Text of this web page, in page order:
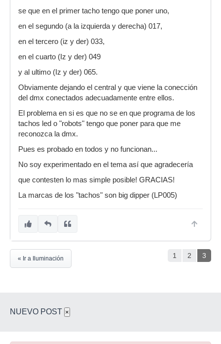
se que en el primer tacho tengo que poner uno,
en el segundo (a la izquierda y derecha) 017,
en el tercero (iz y der) 033,
en el cuarto (Iz y der) 049
y al ultimo (Iz y der) 065.
Obviamente dejando el central y que viene la conección
del dmx conectados adecuadamente entre ellos.
El problema en si es que no se en que programa de los
tachos led o "robots" tengo que poner para que me
reconozca la dmx.
Pues es probado en todos y no funcionan...
No soy experimentado en el tema así que agradecería
que contesten lo mas simple posible! GRACIAS!
La marcas de los "tachos" son big dipper (LP005)
1 2 3
« Ir a Iluminación
NUEVO POST ×